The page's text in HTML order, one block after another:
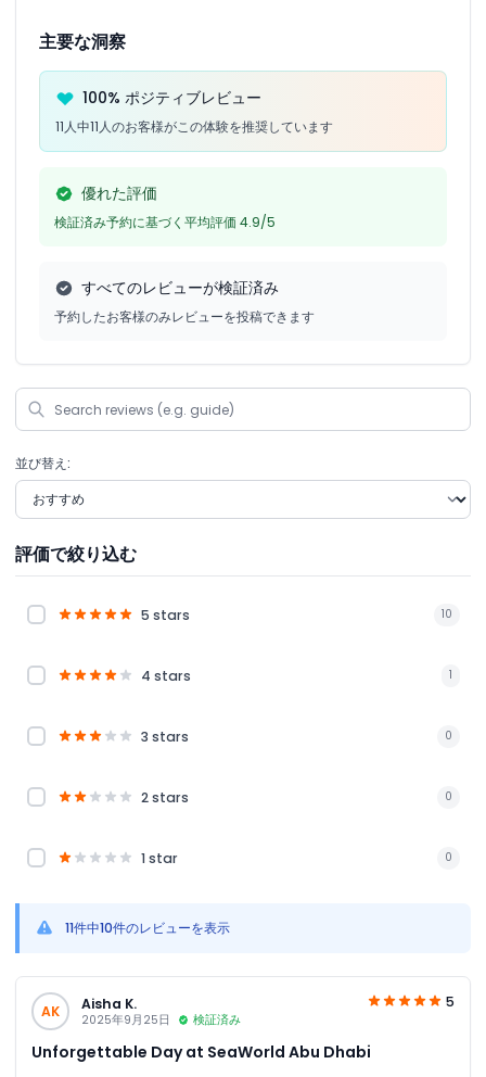
主要な洞察
100% ポジティブレビュー
11人中11人のお客様がこの体験を推奨しています
優れた評価
検証済み予約に基づく平均評価 4.9/5
すべてのレビューが検証済み
予約したお客様のみレビューを投稿できます
並び替え:
評価で絞り込む
5 stars 10
4 stars 1
3 stars 0
2 stars 0
1 star 0
11件中10件のレビューを表示
AK Aisha K.
2025年9月25日 検証済み
5
Unforgettable Day at SeaWorld Abu Dhabi